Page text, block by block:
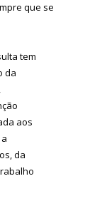
que se
tem
da
aos
da